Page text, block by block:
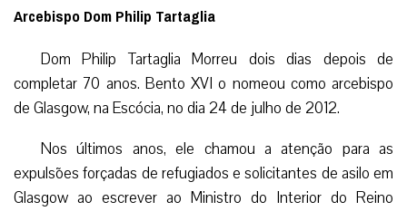
Arcebispo Dom Philip Tartaglia
Dom Philip Tartaglia Morreu dois dias depois de
completar 70 anos. Bento XVI o nomeou como arcebispo
de Glasgow, na Escócia, no dia 24 de julho de 2012.
Nos últimos anos, ele chamou a atenção para as
expulsões forçadas de refugiados e solicitantes de asilo em
Glasgow ao escrever ao Ministro do Interior do Reino